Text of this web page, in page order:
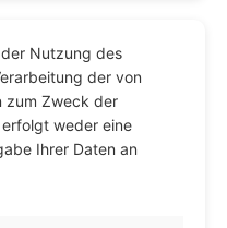
Nutzung des
der von
zum Zweck der
weder eine
Ihrer Daten an